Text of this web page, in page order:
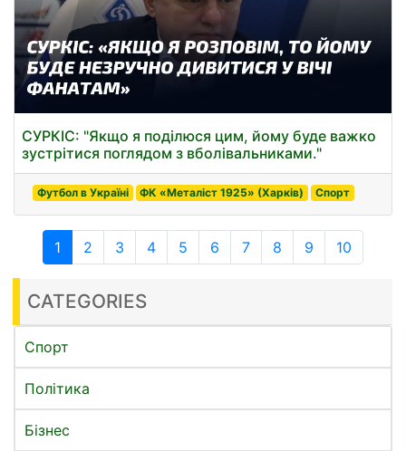
СУРКІС: "Якщо я поділюся цим, йому буде важко
зустрітися поглядом з вболівальниками."
Футбол в Україні ФК «Металіст 1925» (Харків) Спорт
1 2 3 4 5 6 7 8 9 10
CATEGORIES
Спорт
Політика
Бізнес